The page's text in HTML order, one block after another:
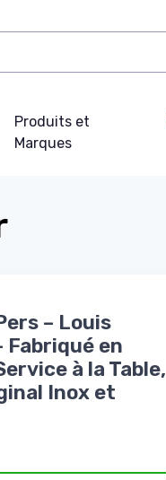
Produits et
Marques
– Louis
en
à la Table,
Inox et